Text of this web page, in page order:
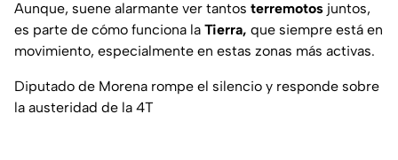
Aunque, suene alarmante ver tantos terremotos juntos,
es parte de cómo funciona la Tierra, que siempre está en
movimiento, especialmente en estas zonas más activas.
Diputado de Morena rompe el silencio y responde sobre
la austeridad de la 4T